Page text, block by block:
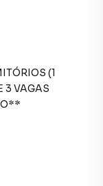
(1
3 VAGAS